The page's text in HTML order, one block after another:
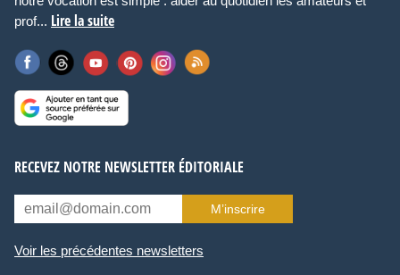
prof... Lire la suite
RECEVEZ NOTRE NEWSLETTER ÉDITORIALE
M’inscrire
Voir les précédentes newsletters